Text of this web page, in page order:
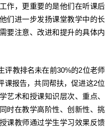
作，更重要的是他们在听课后
们进一步发扬课堂教学中的长
要注意、改进和提升的具体内
评教排名未在前30%的2位老师
课报告，共同帮扶，促进这2位
艺术和授课知识层次、重点、
时在教学高阶性、创新性、挑
课教师通过学生学习效果反馈